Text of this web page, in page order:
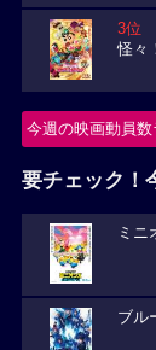
3位
怪々
今週の映画動員
要チェック！
ミニ
ブル